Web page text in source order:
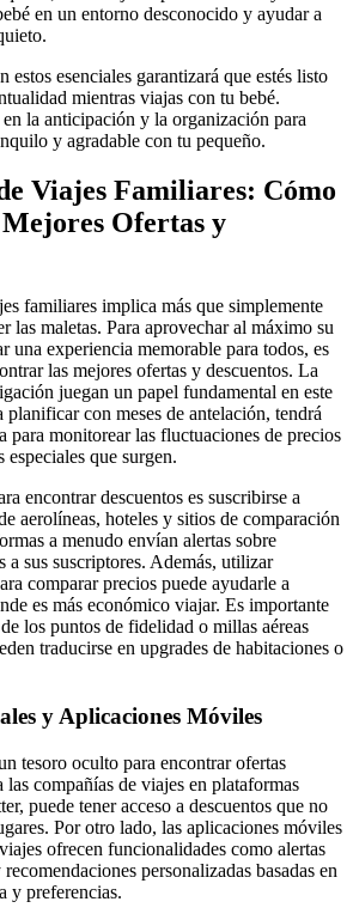
en un entorno desconocido y ayudar a
estos esenciales garantizará que estés listo
mientras viajas con tu bebé.
la anticipación y la organización para
y agradable con tu pequeño.
Viajes Familiares: Cómo
Ofertas y
familiares implica más que simplemente
las maletas. Para aprovechar al máximo su
una experiencia memorable para todos, es
las mejores ofertas y descuentos. La
juegan un papel fundamental en este
con meses de antelación, tendrá
para monitorear las fluctuaciones de precios
que surgen.
encontrar descuentos es suscribirse a
aerolíneas, hoteles y sitios de comparación
a menudo envían alertas sobre
a sus suscriptores. Además, utilizar
comparar precios puede ayudarle a
es más económico viajar. Es importante
los puntos de fidelidad o millas aéreas
traducirse en upgrades de habitaciones o
y Aplicaciones Móviles
tesoro oculto para encontrar ofertas
compañías de viajes en plataformas
puede tener acceso a descuentos que no
Por otro lado, las aplicaciones móviles
ofrecen funcionalidades como alertas
personalizadas basadas en
y preferencias.